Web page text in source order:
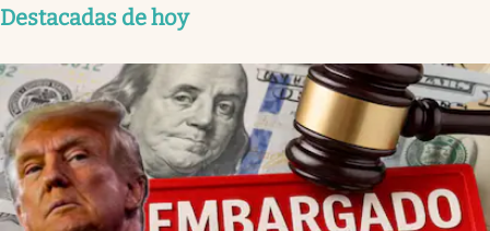
Destacadas de hoy